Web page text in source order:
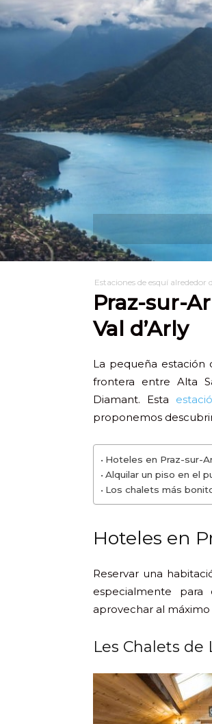
Estaciones de esquí alrededor
Praz-sur-
Val d’Arly
La pequeña estación
frontera entre Alta
Diamant. Esta
proponemos
Hoteles en Praz-sur-
Alquilar un piso en el
Los chalets más
Hoteles en
Reservar una
especialmente
aprovechar al máximo
Les Chalets de